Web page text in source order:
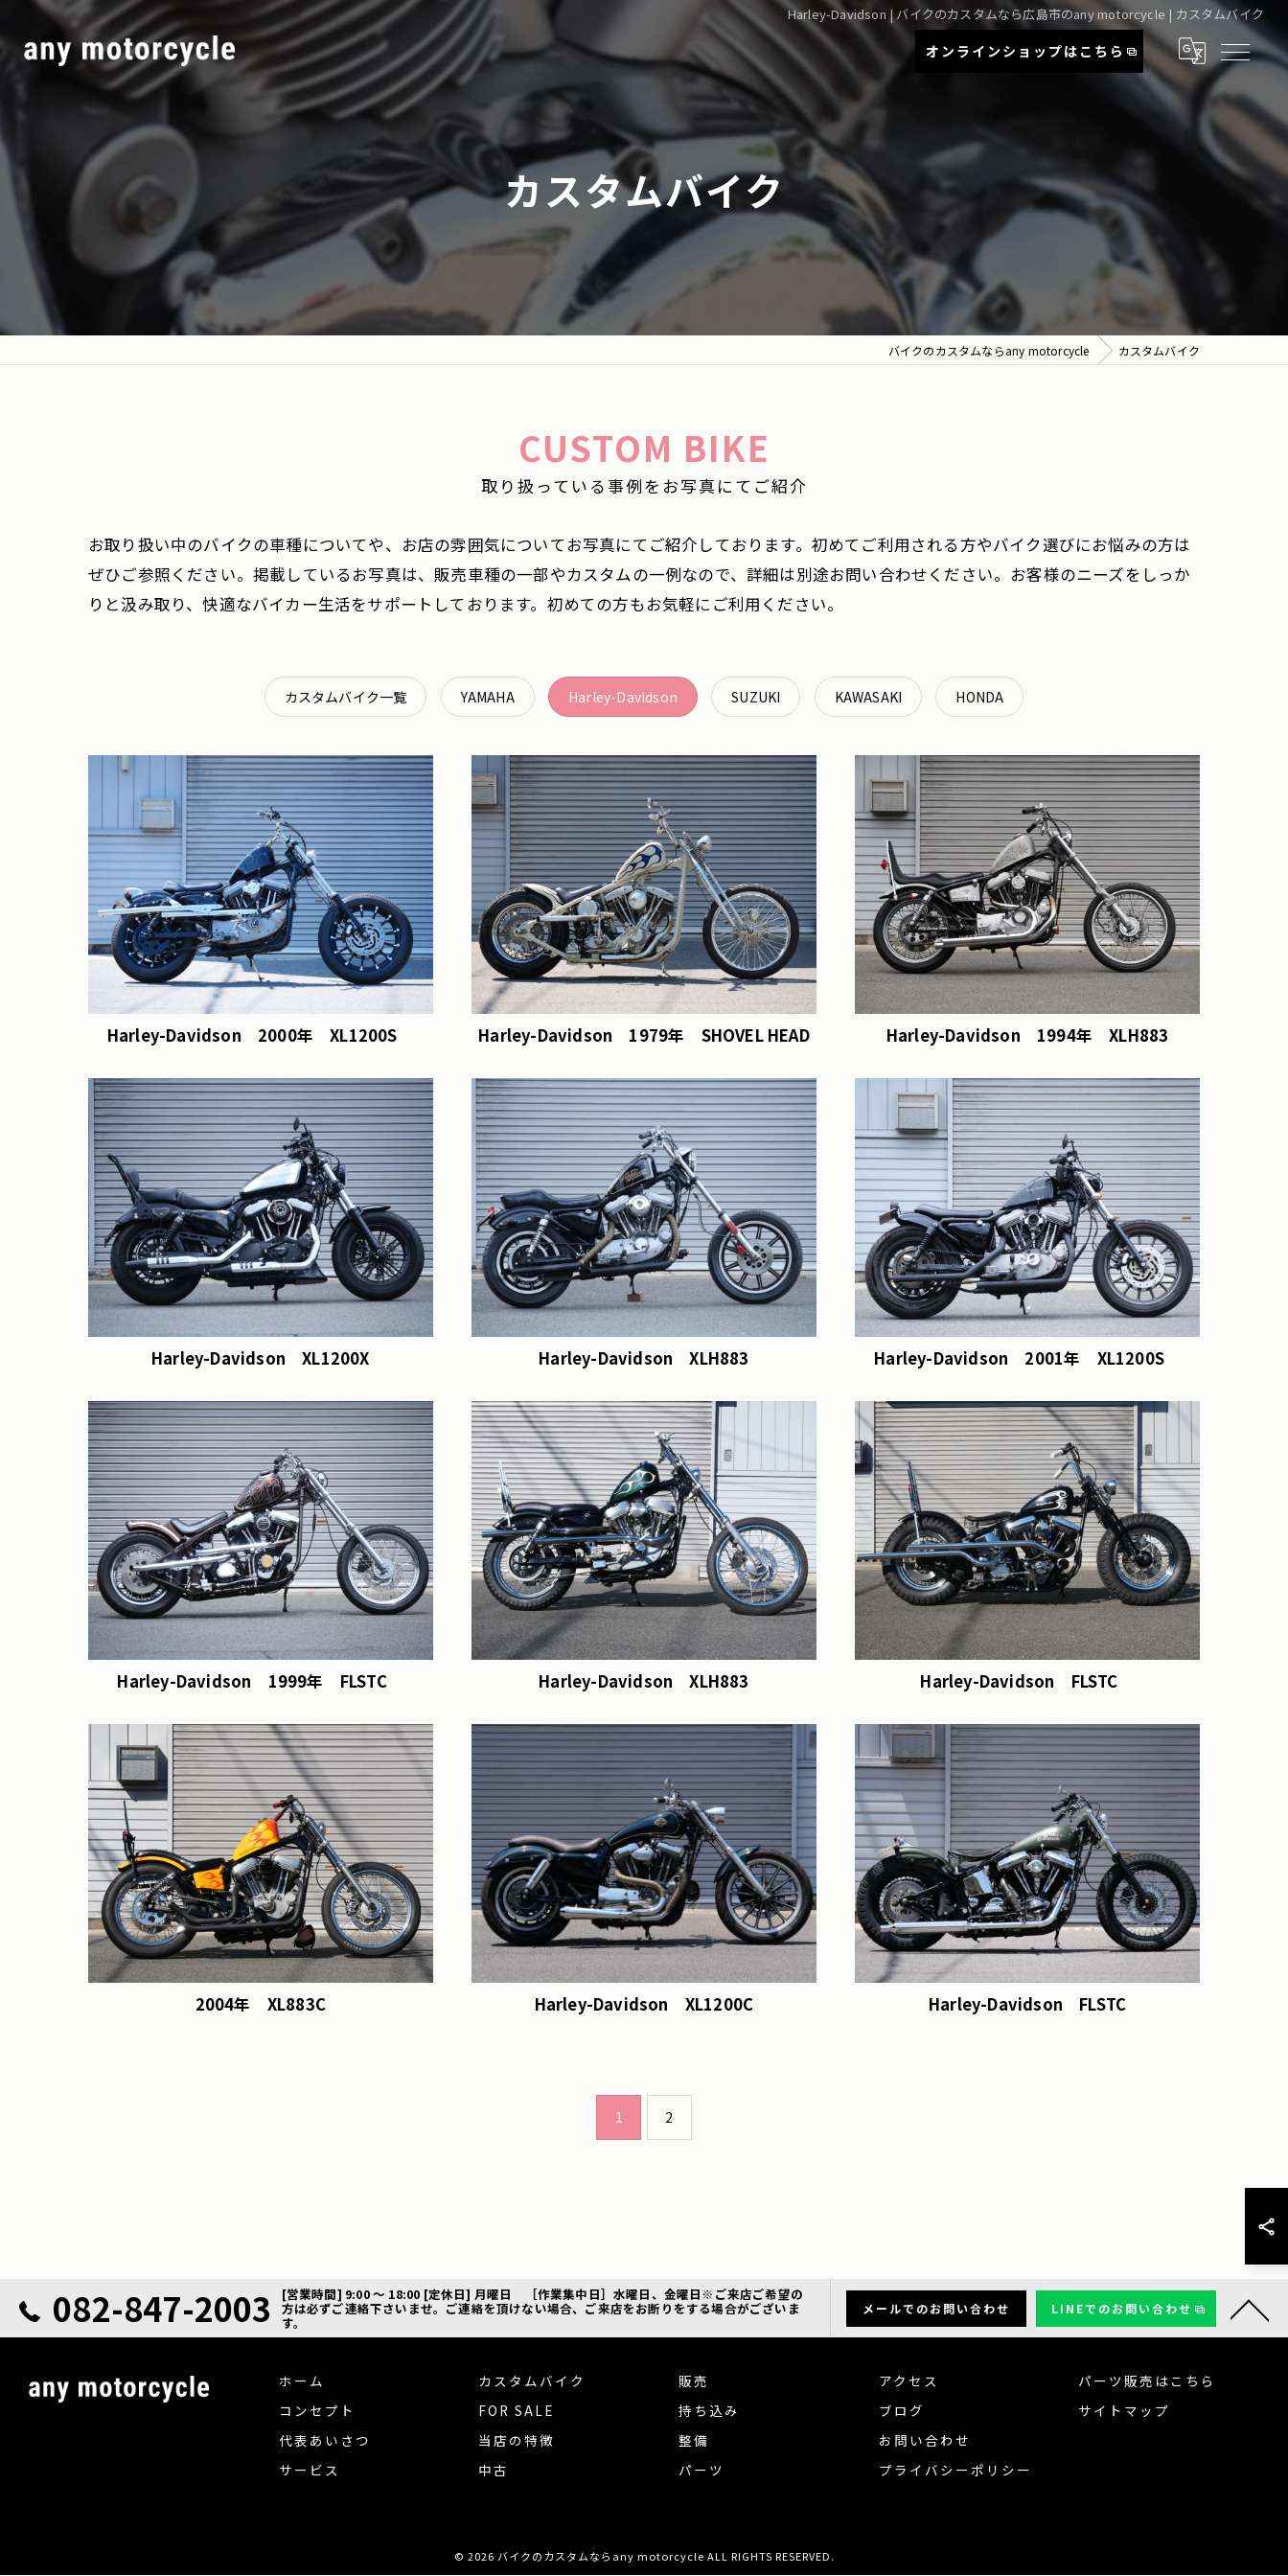
Harley-Davidson | バイクのカスタムなら広島市のany motorcycle | カスタムバイク
オンライン ショップはこちら
カスタムバイク
バイクのカスタムならany motorcycle カスタムバイク
CUSTOM BIKE
取り扱っている事例をお写真にてご紹介
お取り扱い中のバイクの車種についてや、お店の雰囲気についてお写真にてご紹介しております。初めてご利用される方やバイク選びにお悩みの方は
ぜひご参照ください。掲載しているお写真は、販売車種の一部やカスタムの一例なので、詳細は別途お問い合わせください。お客様のニーズをしっか
りと汲み取り、快適なバイカー生活をサポートしております。初めての方もお気軽にご利用ください。
カスタムバイク一覧 YAMAHA Harley-Davidson SUZUKI KAWASAKI HONDA
Harley-Davidson 2000年 XL1200S Harley-Davidson 1979年 SHOVEL HEAD Harley-Davidson 1994年 XLH883
Harley-Davidson XL1200X Harley-Davidson XLH883 Harley-Davidson 2001年 XL1200S
Harley-Davidson 1999年 FLSTC Harley-Davidson XLH883 Harley-Davidson FLSTC
2004年 XL883C Harley-Davidson XL1200C Harley-Davidson FLSTC
1 2
082-847-2003 [営業時間] 9:00 ～ 18:00 [定休日] 月曜日 ［作業集中日］水曜日、金曜日※ご来店ご希望の
方は必ずご連絡下さいませ。ご連絡を頂けない場合、ご来店をお断りをする場合がございま
す。
メールでのお問い合わせ LINEでのお問い合わせ
ホーム
コンセプト
代表あいさつ
サービス
カスタムバイク
FOR SALE
当店の特徴
中古
販売
持ち込み
整備
パーツ
アクセス
ブログ
お問い合わせ
プライバシーポリシー
パーツ販売はこちら
サイトマップ
© 2026 バイクのカスタムならany motorcycle ALL RIGHTS RESERVED.